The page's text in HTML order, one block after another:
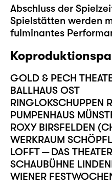
Abschluss der
Spielstätten werden
fulminantes
GOLD & PECH
BALLHAUS OST
RINGLOKSCHUPPEN
PUMPENHAUS
ROXY BIRSFELDEN
WERKRAUM
LOFFT — DAS THEATER
SCHAUBÜHNE
WIENER